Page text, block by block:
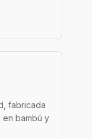
fabricada
en bambú y